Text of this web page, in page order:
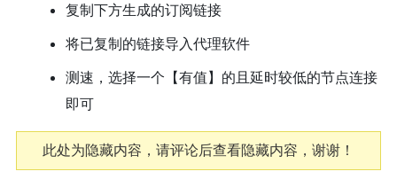
复制下方生成的订阅链接
将已复制的链接导入代理软件
测速，选择一个【有值】的且延时较低的节点连接
即可
此处为隐藏内容，请评论后查看隐藏内容，谢谢！